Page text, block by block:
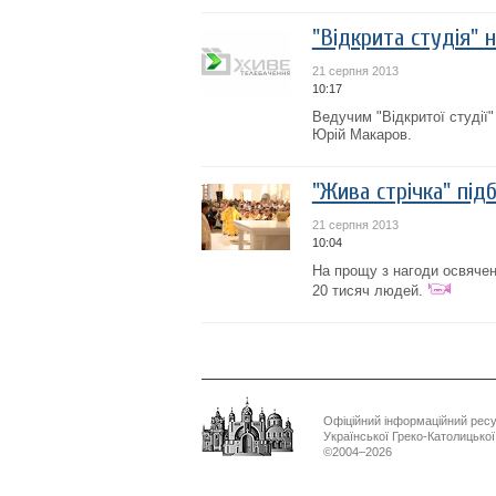
"Відкрита
21 серпня 2013
10:17
Ведучим "Відкритої
Юрій Макаров.
"Жива стрічка"
21 серпня 2013
10:04
На прощу з нагоди
20 тисяч людей.
Офіційний інформаційний
Української Греко-
©2004–2026